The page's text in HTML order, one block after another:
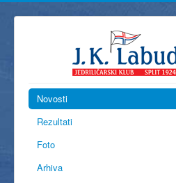
Novosti
Rezultati
Foto
Arhiva